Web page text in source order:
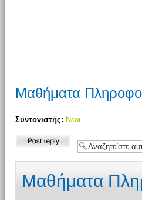
Μαθήματα
Συντονιστής: Νέοι
Δημιουργία
Μαθήματα